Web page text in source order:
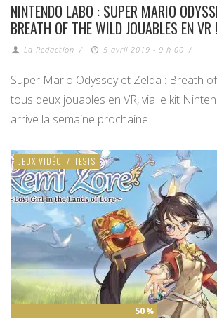
NINTENDO LABO : SUPER MARIO
BREATH OF THE WILD JOUABLES EN VR !
La Redaction / 5 avril 2019 - 9 h 00 /
Super Mario Odyssey et Zelda : Breath
tous deux jouables en VR, via le kit
arrive la semaine prochaine.
50 %
JEUX VIDÉO / TESTS